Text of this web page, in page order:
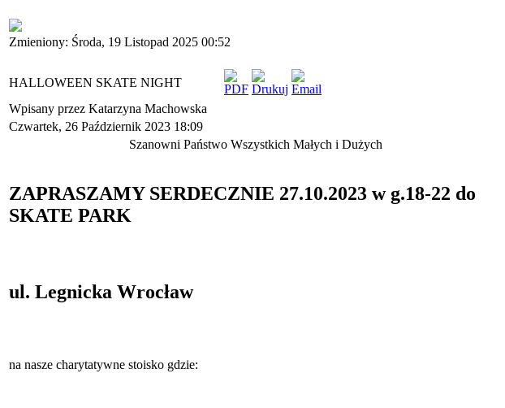
Zmieniony: Środa, 19 Listopad 2025 00:52
HALLOWEEN SKATE NIGHT
Wpisany przez Katarzyna Machowska
Czwartek, 26 Październik 2023 18:09
Szanowni Państwo Wszystkich Małych i Dużych
ZAPRASZAMY SERDECZNIE 27.10.2023 w g.18-22 do
SKATE PARK
ul. Legnicka Wrocław
na nasze charytatywne stoisko gdzie: